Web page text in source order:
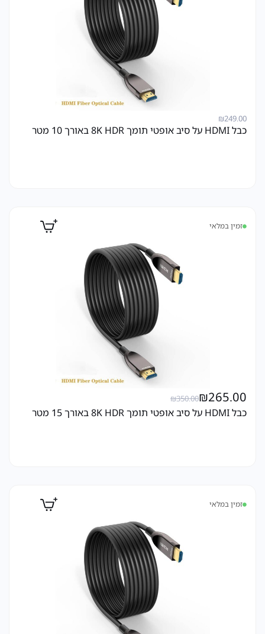
₪249.00
כבל HDMI על סיב אופטי תומך 8K HDR באורך 10 מטר
זמין במלאי
₪350.00₪265.00
כבל HDMI על סיב אופטי תומך 8K HDR באורך 15 מטר
זמין במלאי